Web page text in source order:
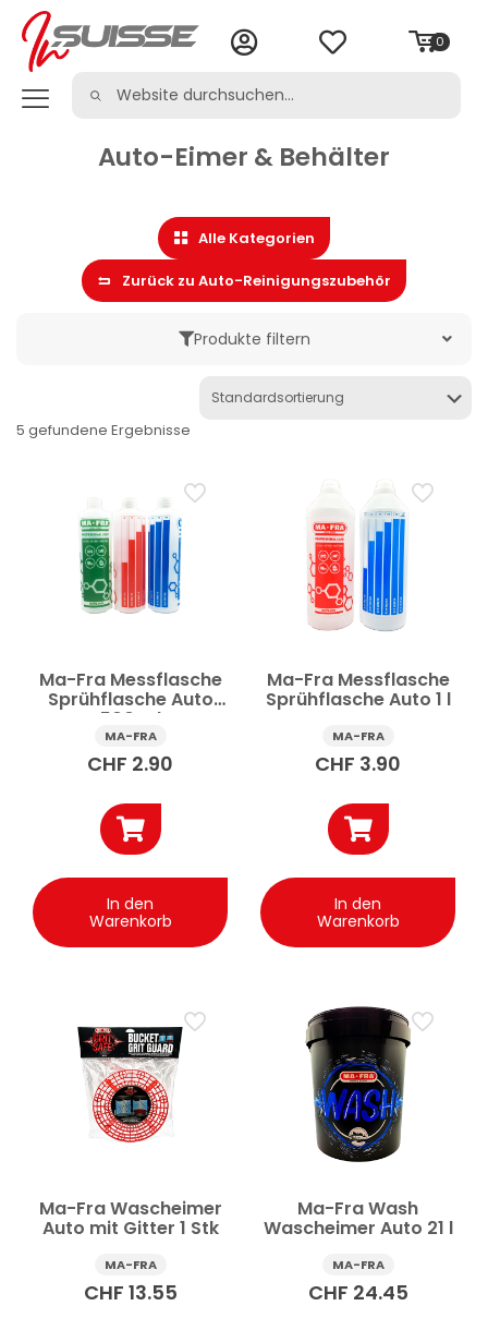
0
Auto-Eimer & Behälter
Alle Kategorien
Zurück zu Auto-Reinigungszubehör
Produkte filtern
Autoreinigung & -pflege
Auto-Applikator
Auto-Eimer & Behälter
Auto-Glasreinigungszubehör
Auto-Reinigungszubehör
Auto-Tücher & Schwämme
Autobürste
Flaschen & Sprühflaschen Auto
5 gefundene Ergebnisse
Ma-Fra Messflasche
Sprühflasche Auto
500 ml
MA-FRA
CHF 2.90
In den
Warenkorb
Ma-Fra Messflasche
Sprühflasche Auto 1 l
MA-FRA
CHF 3.90
In den
Warenkorb
Ma-Fra Wascheimer
Auto mit Gitter 1 Stk
MA-FRA
CHF 13.55
Ma-Fra Wash
Wascheimer Auto 21 l
MA-FRA
CHF 24.45